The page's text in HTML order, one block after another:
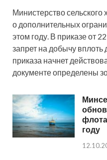
Министерство сельского
о дополнительных
этом году. В приказе от
запрет на добычу вплоть
приказа начнет
документе определены
флота
году